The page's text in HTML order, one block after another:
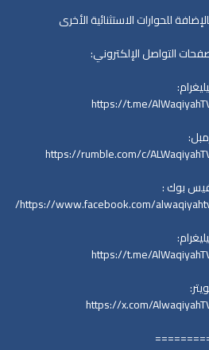
للحوارات الاستثنائية الأخرى
التواصل الإلكتروني:
https://t.me/
https://rumble.com/c/
بوك :
https://www.facebook.com/
https://t.me/
https://x.com/